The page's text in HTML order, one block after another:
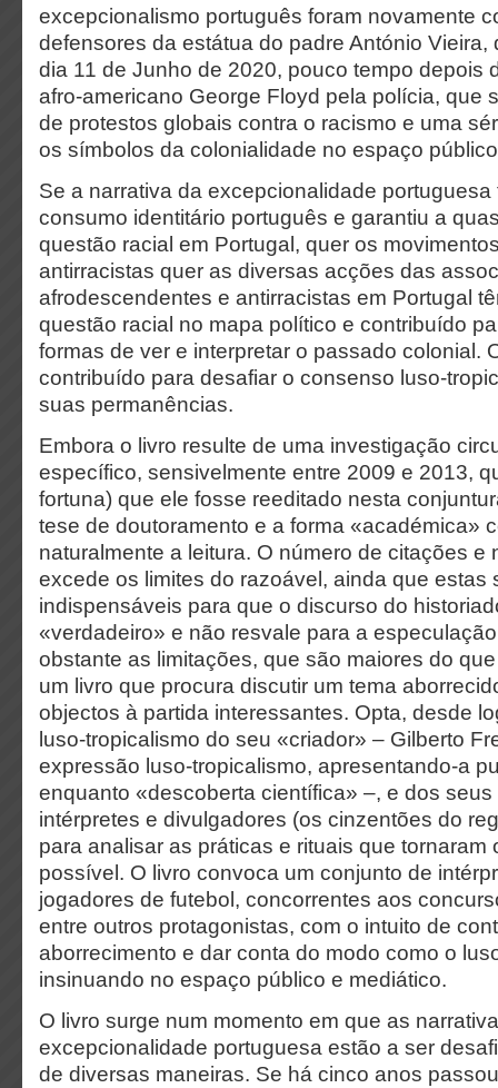
excepcionalismo português foram novamente
defensores da estátua do padre António Vieira,
dia 11 de Junho de 2020, pouco tempo depois
afro-americano George Floyd pela polícia, que
de protestos globais contra o racismo e uma
os símbolos da colonialidade no espaço
Se a narrativa da excepcionalidade
consumo identitário português e garantiu a
questão racial em Portugal, quer os
antirracistas quer as diversas acções das
afrodescendentes e antirracistas em Portugal
questão racial no mapa político e contribuído
formas de ver e interpretar o passado colonial.
contribuído para desafiar o consenso luso-
suas permanências.
Embora o livro resulte de uma investigação
específico, sensivelmente entre 2009 e 2013,
fortuna) que ele fosse reeditado nesta
tese de doutoramento e a forma «académica»
naturalmente a leitura. O número de citações e
excede os limites do razoável, ainda que estas
indispensáveis para que o discurso do
«verdadeiro» e não resvale para a
obstante as limitações, que são maiores do
um livro que procura discutir um tema
objectos à partida interessantes. Opta, desde
luso-tropicalismo do seu «criador» – Gilberto
expressão luso-tropicalismo, apresentando-a
enquanto «descoberta científica» –, e dos seus
intérpretes e divulgadores (os cinzentões do
para analisar as práticas e rituais que tornaram
possível. O livro convoca um conjunto de
jogadores de futebol, concorrentes aos
entre outros protagonistas, com o intuito de
aborrecimento e dar conta do modo como o
insinuando no espaço público e mediático.
O livro surge num momento em que as
excepcionalidade portuguesa estão a ser
de diversas maneiras. Se há cinco anos